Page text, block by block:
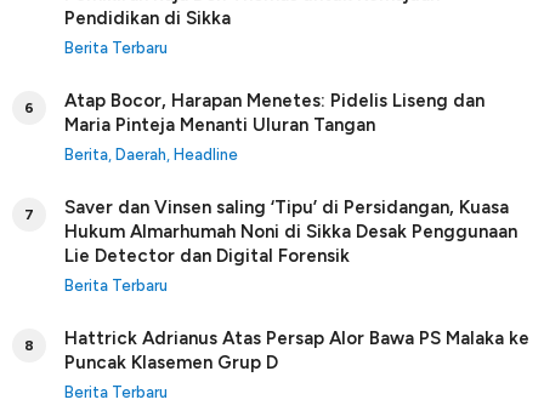
Pendidikan di Sikka
Berita Terbaru
6
Atap Bocor, Harapan Menetes: Pidelis Liseng dan
Maria Pinteja Menanti Uluran Tangan
Berita, Daerah, Headline
7
Saver dan Vinsen saling ‘Tipu’ di Persidangan, Kuasa
Hukum Almarhumah Noni di Sikka Desak Penggunaan
Lie Detector dan Digital Forensik
Berita Terbaru
8
Hattrick Adrianus Atas Persap Alor Bawa PS Malaka ke
Puncak Klasemen Grup D
Berita Terbaru